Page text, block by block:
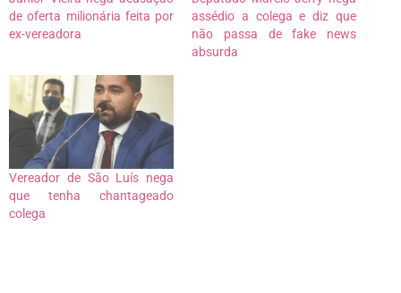
de oferta milionária feita por
ex-vereadora
assédio a colega e diz que
não passa de fake news
absurda
Vereador de São Luís nega
que tenha chantageado
colega